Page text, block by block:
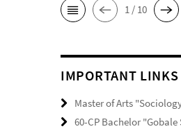
1 / 10
IMPORTANT LINKS
Master of Arts
60-CP Bachelor